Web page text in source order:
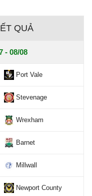
QUẢ
- 08/08
Port Vale
Stevenage
Wrexham
Barnet
Millwall
Newport County